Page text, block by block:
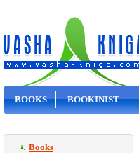
BOOKS BOOKINIST
Books